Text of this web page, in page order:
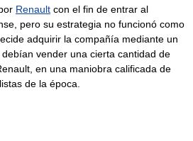
Renault con el fin de entrar al
pero su estrategia no funcionó como
adquirir la compañía mediante un
vender una cierta cantidad de
en una maniobra calificada de
de la época.